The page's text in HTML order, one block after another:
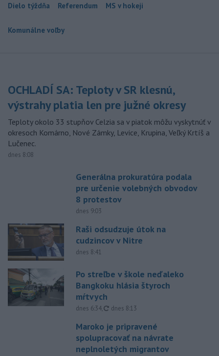
Dielo týždňa Referendum MS v hokeji
Komunálne voľby
OCHLADÍ SA: Teploty v SR klesnú,
výstrahy platia len pre južné okresy
Teploty okolo 33 stupňov Celzia sa v piatok môžu vyskytnúť v
okresoch Komárno, Nové Zámky, Levice, Krupina, Veľký Krtíš a
Lučenec.
dnes 8:08
Generálna prokuratúra podala
pre určenie volebných obvodov
8 protestov
dnes 9:03
Raši odsudzuje útok na
cudzincov v Nitre
dnes 8:41
Po streľbe v škole neďaleko
Bangkoku hlásia štyroch
mŕtvych
dnes 6:34, aktualizované
dnes 8:13
Maroko je pripravené
spolupracovať na návrate
neplnoletých migrantov